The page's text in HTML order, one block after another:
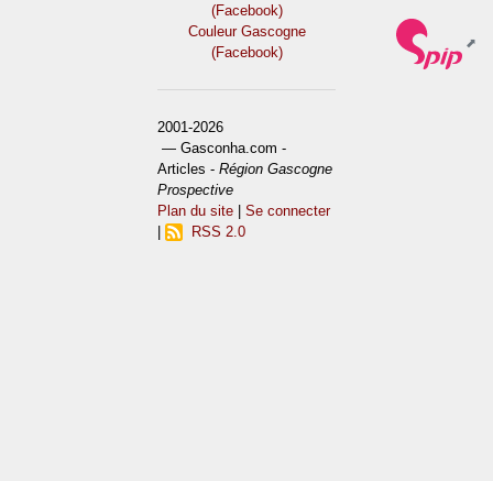
(Facebook)
Couleur Gascogne
(Facebook)
2001-2026
— Gasconha.com -
Articles -Région Gascogne
Prospective
Plan du site |Se connecter
RSS 2.0